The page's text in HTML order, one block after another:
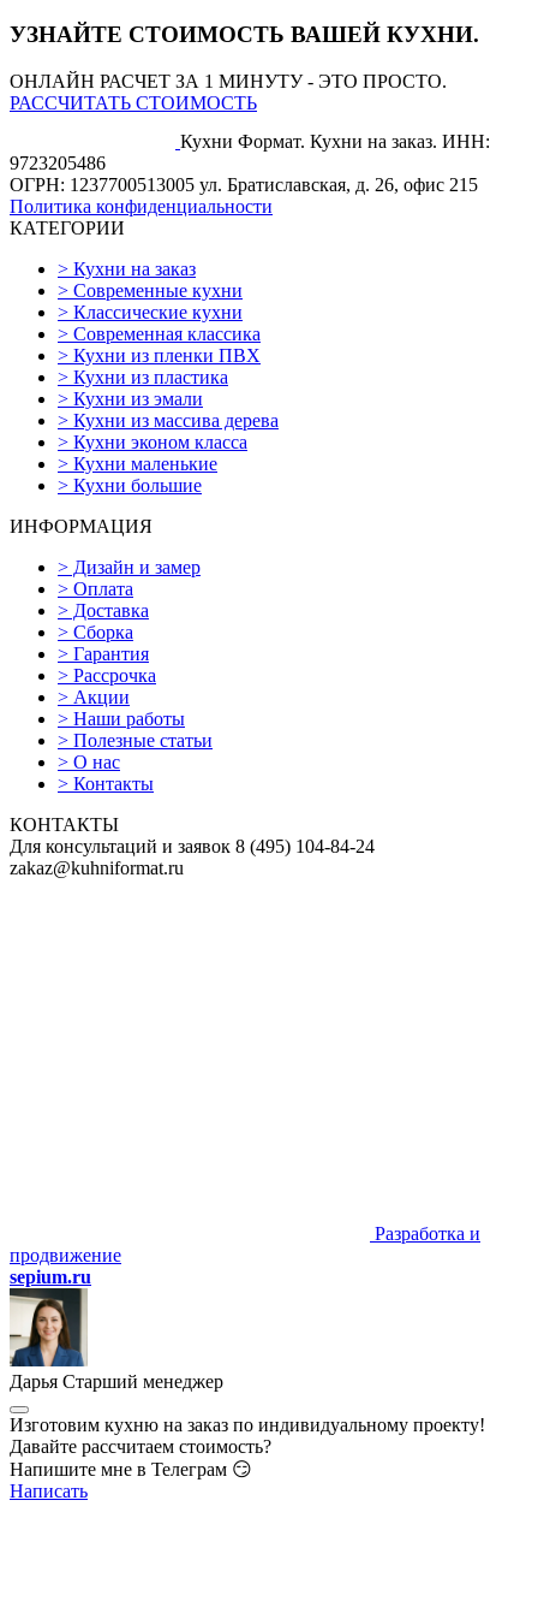
УЗНАЙТЕ СТОИМОСТЬ ВАШЕЙ КУХНИ.
ОНЛАЙН РАСЧЕТ ЗА 1 МИНУТУ - ЭТО ПРОСТО.
РАССЧИТАТЬ СТОИМОСТЬ
Кухни Формат. Кухни на заказ. ИНН:
9723205486
ОГРН: 1237700513005 ул. Братиславская, д. 26, офис 215
Политика конфиденциальности
КАТЕГОРИИ
> Кухни на заказ
> Современные кухни
> Классические кухни
> Современная классика
> Кухни из пленки ПВХ
> Кухни из пластика
> Кухни из эмали
> Кухни из массива дерева
> Кухни эконом класса
> Кухни маленькие
> Кухни большие
ИНФОРМАЦИЯ
> Дизайн и замер
> Оплата
> Доставка
> Сборка
> Гарантия
> Рассрочка
> Акции
> Наши работы
> Полезные статьи
> О нас
> Контакты
КОНТАКТЫ
Для консультаций и заявок 8 (495) 104-84-24
zakaz@kuhniformat.ru
Разработка и
продвижение
sepium.ru
Дарья Старший менеджер
Изготовим кухню на заказ по индивидуальному проекту!
Давайте рассчитаем стоимость?
Напишите мне в Телеграм 😏
Написать